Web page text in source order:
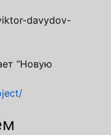
davydov-
“Новую